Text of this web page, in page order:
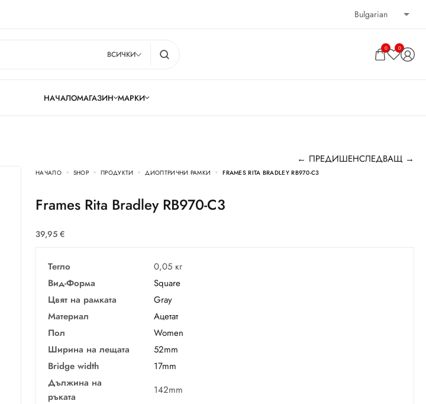
ВСИЧКИ
0 0
НАЧАЛОМАГАЗИН МАРКИ
← ПРЕДИШЕНСЛЕДВАЩ →
НАЧАЛО SHOP ПРОДУКТИ ДИОПТРИЧНИ РАМКИ FRAMES RITA BRADLEY RB970-C3
Frames Rita Bradley RB970-C3
39,95 €
Тегло
0,05 кг
Вид-Форма
Square
Цвят на рамката
Gray
Материал
Ацетат
Пол
Women
Ширина на лещата
52mm
Bridge width
17mm
Дължина на
ръката
142mm